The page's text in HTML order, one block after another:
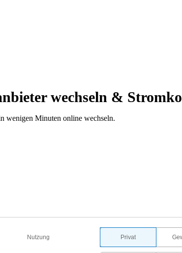
wechseln &
wenigen Minuten online wechseln.